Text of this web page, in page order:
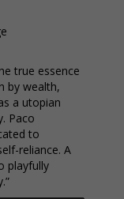
true essence
by wealth,
a utopian
Paco
to
reliance. A
playfully